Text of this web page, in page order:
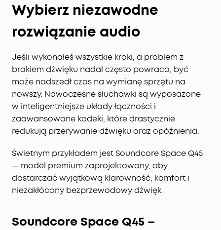
Wybierz niezawodne
rozwiązanie audio
Jeśli wykonałeś wszystkie kroki, a problem z
brakiem dźwięku nadal często powraca, być
może nadszedł czas na wymianę sprzętu na
nowszy. Nowoczesne słuchawki są wyposażone
w inteligentniejsze układy łączności i
zaawansowane kodeki, które drastycznie
redukują przerywanie dźwięku oraz opóźnienia.
Świetnym przykładem jest Soundcore Space Q45
— model premium zaprojektowany, aby
dostarczać wyjątkową klarowność, komfort i
niezakłócony bezprzewodowy dźwięk.
Soundcore Space Q45 –